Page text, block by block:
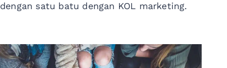
dengan satu batu dengan KOL marketing.